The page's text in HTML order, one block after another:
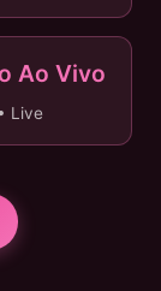
🔴 AO VIVO
Ao Vivo
Live